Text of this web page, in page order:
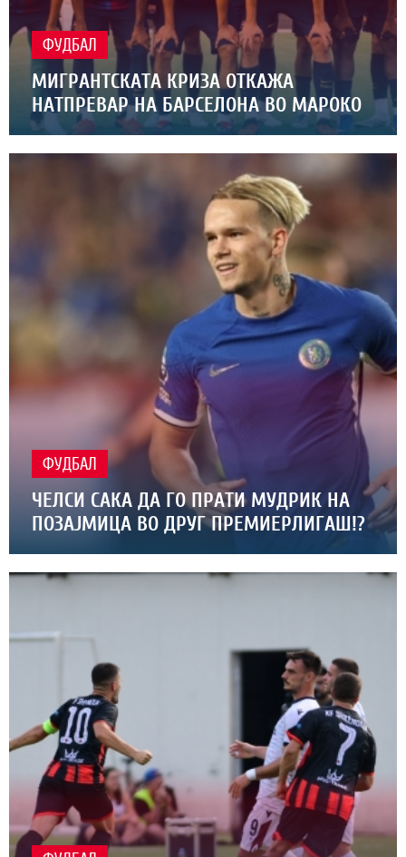
ФУДБАЛ
МИГРАНТСКАТА КРИЗА ОТКАЖА
НАТПРЕВАР НА БАРСЕЛОНА ВО МАРОКО
ФУДБАЛ
ЧЕЛСИ САКА ДА ГО ПРАТИ МУДРИК НА
ПОЗАЈМИЦА ВО ДРУГ ПРЕМИЕРЛИГАШ!?